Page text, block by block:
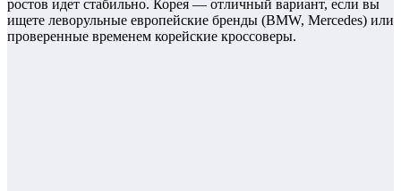
ростов идет стабильно. Корея — отличный вариант, если вы
ищете леворульные европейские бренды (BMW, Mercedes) или
проверенные временем корейские кроссоверы.